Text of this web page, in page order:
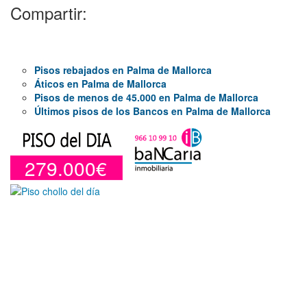
Compartir:
Pisos rebajados en Palma de Mallorca
Áticos en Palma de Mallorca
Pisos de menos de 45.000 en Palma de Mallorca
Últimos pisos de los Bancos en Palma de Mallorca
279.000€